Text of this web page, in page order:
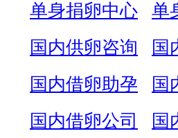
单身捐卵中心
单
国内供卵咨询
国
国内借卵助孕
国
国内借卵公司
国